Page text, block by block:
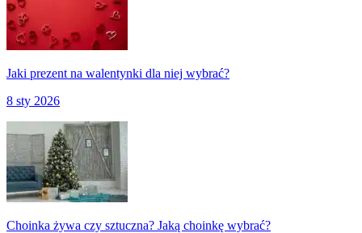
Jaki prezent na walentynki dla niej wybrać?
8 sty 2026
Choinka żywa czy sztuczna? Jaką choinkę wybrać?